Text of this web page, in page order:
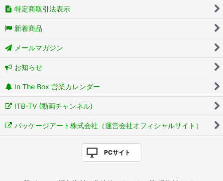
特定商取引法表示
新着商品
メールマガジン
お知らせ
In The Box 営業カレンダー
ITB-TV (動画チャンネル)
パッケージアート株式会社（運営会社オフィシャルサイト）
PCサイト